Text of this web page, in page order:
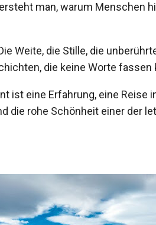
man, warum Menschen
Weite, die Stille, die
die keine Worte fassen
ist eine Erfahrung, eine Reise
die rohe Schönheit einer der